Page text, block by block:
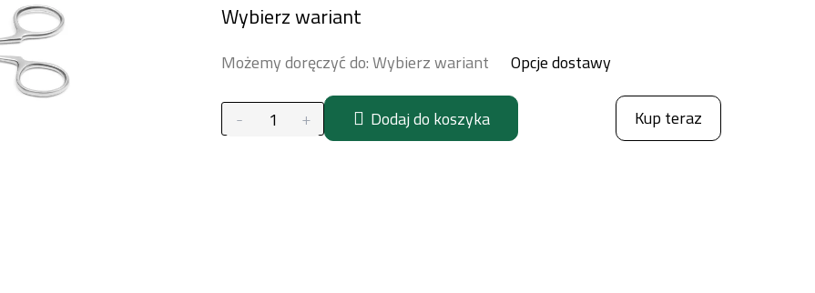
jednostkowa:
Wybierz wariant
Możemy doręczyć do:Wybierz wariant Opcje dostawy
Dodaj do koszyka Kup teraz